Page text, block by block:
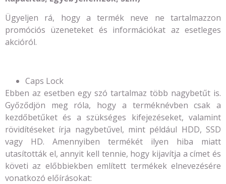
Ügyeljen rá, hogy a termék neve ne tartalmazzon
promóciós üzeneteket és információkat az esetleges
akcióról.
Caps Lock
Ebben az esetben egy szó tartalmaz több nagybetűt is.
Győződjön meg róla, hogy a terméknévben csak a
kezdőbetűket és a szükséges kifejezéseket, valamint
rövidítéseket írja nagybetűvel, mint például HDD, SSD
vagy HD. Amennyiben termékét ilyen hiba miatt
utasították el, annyit kell tennie, hogy kijavítja a címet és
követi az előbbiekben említett termékek elnevezésére
vonatkozó előírásokat: